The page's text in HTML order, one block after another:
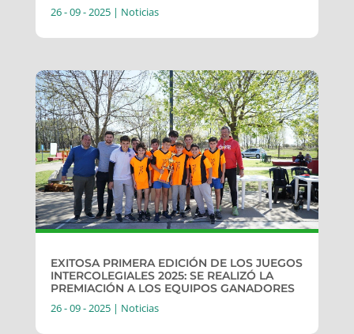
26 - 09 - 2025| Noticias
EXITOSA PRIMERA EDICIÓN DE LOS JUEGOS
INTERCOLEGIALES 2025: SE REALIZÓ LA
PREMIACIÓN A LOS EQUIPOS GANADORES
26 - 09 - 2025| Noticias